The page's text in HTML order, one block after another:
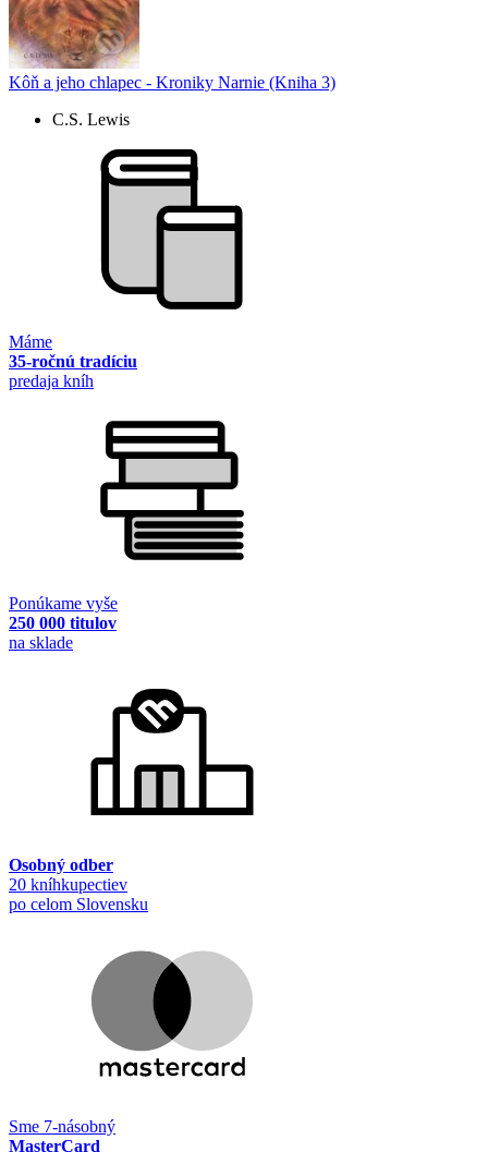
Kôň a jeho chlapec - Kroniky Narnie (Kniha 3)
C.S. Lewis
Máme
35-ročnú tradíciu
predaja kníh
Ponúkame vyše
250 000 titulov
na sklade
Osobný odber
20 kníhkupectiev
po celom Slovensku
Sme 7-násobný
MasterCard